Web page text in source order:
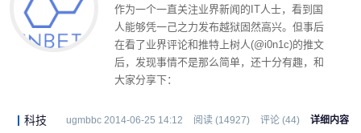
作为一个一直关注业界新闻的IT人士，看到国
人能够凭一己之力发布越狱固然高兴。但事后
在看了业界评论和推特上树人(@i0n1c)的推文
后，发现事情不是那么简单，还十分有趣，和
大家分享下：
科技 ugmbbc 2014-06-25 14:12 阅读 (14927) 评论 (44) 详细内容